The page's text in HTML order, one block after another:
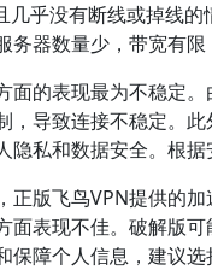
几乎没有断线或掉线
务器数量少，带宽有
面的表现最为不稳定
，导致连接不稳定。
隐私和数据安全。根
正版飞鸟VPN提供的
面表现不佳。破解版
保障个人信息，建议